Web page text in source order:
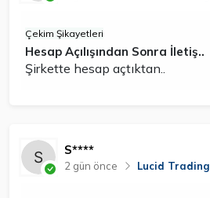
Çekim Şikayetleri
Hesap Açılışından Sonra İletiş..
Şirkette hesap açtıktan..
S****
2 gün önce Lucid Trading